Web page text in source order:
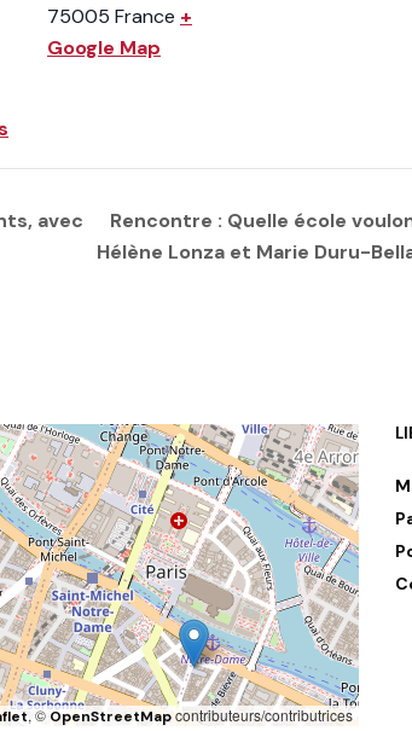
75005 France +
Google Map
avec
Rencontre : Quelle école
Hélène Lonza et Marie Duru-
, ©OpenStreetMapcontributeurs/contributrices